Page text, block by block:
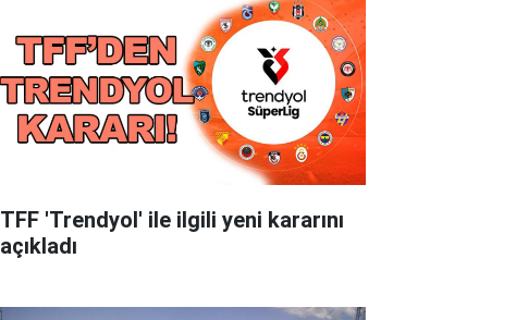
TFF 'Trendyol' ile ilgili yeni kararını
açıkladı